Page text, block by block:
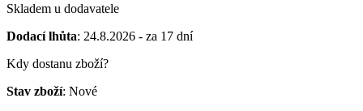
Skladem u dodavatele
Dodací lhůta: 24.8.2026 - za 17 dní
Kdy dostanu zboží?
Stav zboží: Nové